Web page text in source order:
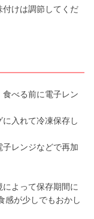
けは調節してくだ
べる前に電子レン
入れて冷凍保存し
子レンジなどで再加
によって保存期間に
感が少しでもおかし